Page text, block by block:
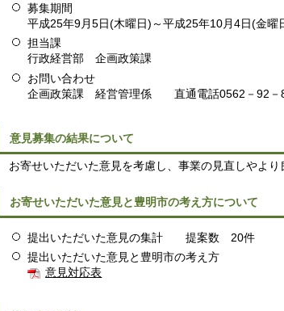
募集期間
平成25年9月5日(木曜日)～平成25年10月4日(金曜
担当課
行政経営部 企画政策課
お問い合わせ
企画政策課 経営管理係 直通電話0562－
意見募集の結果について
お寄せいただいた意見を考慮し、事業の見直しやより
お寄せいただいた意見と豊明市の考え方について
提出いただいた意見の集計 提案数 20件
提出いただいた意見と豊明市の考え方
意見対応表